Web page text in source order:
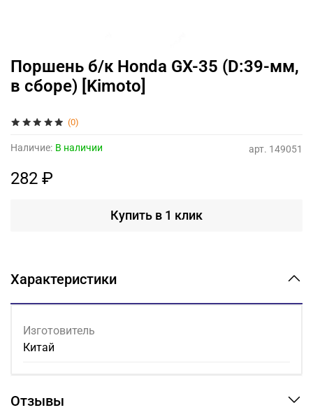
(0)
арт. 149051
Наличие: В наличии
Поршень б/к Honda GX-35 (D:39-мм,
в сборе) [Kimoto]
282 ₽
Купить в 1 клик
Характеристики
Изготовитель
Китай
Отзывы